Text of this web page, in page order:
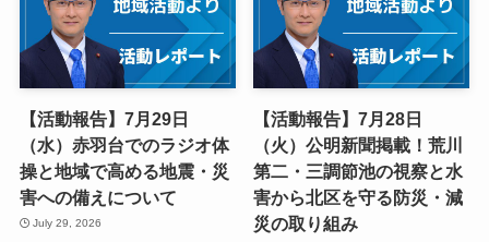
【活動報告】7月29日
（水）赤羽台でのラジオ体
操と地域で高める地震・災
害への備えについて
July 29, 2026
【活動報告】7月28日
（火）公明新聞掲載！荒川
第二・三調節池の視察と水
害から北区を守る防災・減
災の取り組み